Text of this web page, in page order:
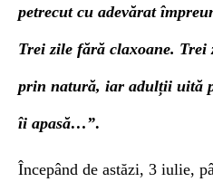
petrecut cu adevărat
Trei zile fără claxoane.
prin natură, iar adulții uită
îi apasă…”.
Începând de astăzi, 3 iulie,